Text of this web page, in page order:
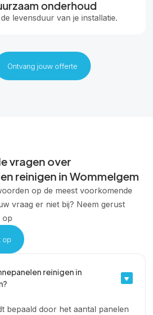
onderhoud
levensduur van je installatie.
Ontvang jouw offerte
vragen over
reinigen in Wommelgem
op de meest voorkomende
vraag er niet bij? Neem gerust
op
op
reinigen in
bepaald door het aantal panelen